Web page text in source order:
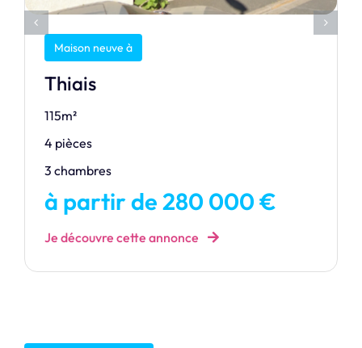
Maison neuve à
Thiais
115m²
4 pièces
3 chambres
à partir de 280 000 €
Je découvre cette annonce